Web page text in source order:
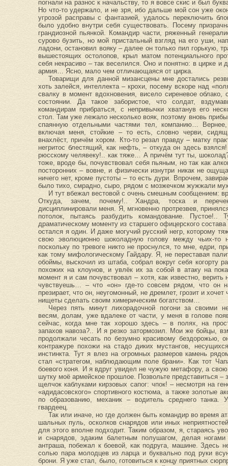
погнали на разнос к начальству, то я вовсе скис и был
Но что-то удержало, и не зря, ибо дальше мой сон уже
угрозой расправы с фантазией, удалось переключить
было удобно внутри себя существовать. Посему
грандиозной пьянкой. Командир части, ряженный
сурово бузить, но мой пристальный взгляд на его уши,
ладони, остановил вояку – далее он только пил горькую,
вышестоящих остолопов, крыл матом потенциального
себя некрасиво – так веселился. Оно и понятно: в цирке и
армия… Ясно, мало чем отличающаяся от цирка.
Товарищи для данной мизансцены мне достались
хоть залейся, интеллекта – крохи, посему вскоре над
свалку в момент вдохновения, висело сиреневое облако,
состоянии. Да такое забористое, что солдат,
командирам прибраться, с непривычки хватанув его
стол. Там уже лежало несколько вояк, поэтому вновь
спаянную отдельными частями тел, компанию…
включая меня, стойкие – то есть, словно черви,
внахлёст, причём хором. Кто-то резал правду – матку
негритос блестящий, как нефть, – откуда он здесь
рюсскому челявеку!.. как тяже… А причём тут ты,
тоже, вроде бы, почувствовал себя пьяным, но так как
посторонних – вовне, и физически изнутри никак не
ничего нет, кроме пустоты – то есть дури. Впрочем,
было тихо, смрадно, сыро, рядом с мозжечком жужжали
И тут вбежал вестовой с очень смешным сообщением:
Откуда, зачем, почему!.. Хандра, тоска и
дисциплинировали меня. Я, мгновенно протрезвев,
потолок, пытаясь разбудить командование.
драматическому моменту из старшего офицерского
остался я один. И даже могучий русский негр, которому
свою эволюционно шоколадную голову между чьих-то
поскольку по тревоге никто не проснулся, то мне, едри,
как тому мифологическому Гайдару. Я, не переставая
обоймы, выскочил из штаба, собрал вокруг себя когорту
похожих на клоунов, и увлёк их за собой в атаку на
момент я и сам почувствовал – хотя, как известно,
чувствуешь… – что «он» где-то совсем рядом, что он
презирает, что он, неугомонный, не дремлет, грозит и
нищеты сделать своим химерическим богатством…
Через пять минут лихорадочной погони за своими
весям, долам, уже вдалеке от части, у меня в голове
сейчас, когда мне так хорошо здесь – в полях, на
запахов навоза?.. И я резко затормозил. Мои же бойцы,
продолжали чесать по безумно красивому бездорожью,
контражуре похожи на стадо диких мустангов,
инстинкта. Тут я влез на огромных размеров камень
стал «стратегом, наблюдающим поле брани». Как тот
боевого коня. И я вдруг увидел не чужую метафору, а
шутку моё армейское прошлое. Позвольте представиться
щелчок каблуками кирзовых сапог: чпок! – несмотря на
«адидасовского» спортивного костюма, а также золотые
по образованию, механик – водитель среднего танка.
гвардеец.
Так или иначе, но где должен быть командир во время
шальных пуль, осколков снарядов или иных
для этого вполне подходит. Таким образом, я, стараясь
и снарядов, эдаким балетным полушагом, делая
антраша, побежал к боевой, как подруга, машине. Здесь
солью пара молодцев из ларца и буквально под руки
брони. Я уже стал, было, готовиться к концу приятных